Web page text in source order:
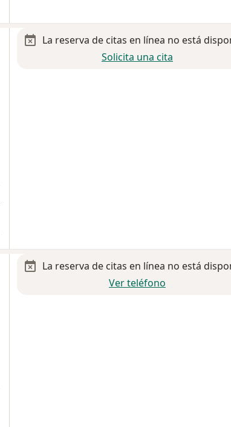
La reserva de citas en línea no está
Solicita una cita
La reserva de citas en línea no está
Ver teléfono